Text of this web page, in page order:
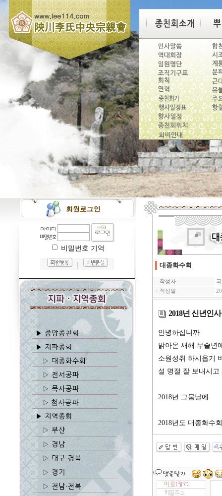
비밀번호 기억
대종화수회
ㆍ작성자
ㆍ작성일
2018넌 신년인사
안녕하십니까
밝아온 새해 무술년
소원성취 하시옵기
설 명절 잘 보내시
2018년 그뭄날에
2018년도 대종화수